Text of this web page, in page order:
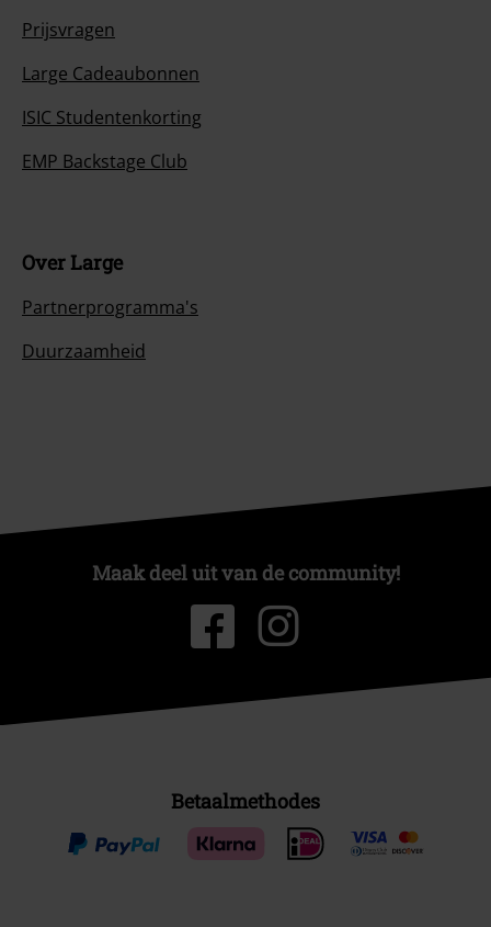
Prijsvragen
Large Cadeaubonnen
ISIC Studentenkorting
EMP Backstage Club
Over Large
Partnerprogramma's
Duurzaamheid
Maak deel uit van de community!
Betaalmethodes